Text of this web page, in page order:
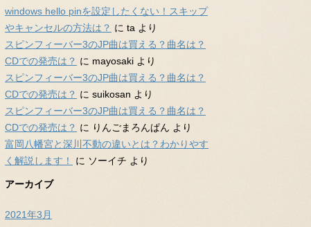
windows hello pinを設定したくない！スキップ
やキャンセルの方法は？ に ta より
スピンフィーバー3のJP曲は買える？曲名は？
CDでの発売は？ に mayosaki より
スピンフィーバー3のJP曲は買える？曲名は？
CDでの発売は？ に suikosan より
スピンフィーバー3のJP曲は買える？曲名は？
CDでの発売は？ に りんごまろんぱん より
富岡八幡宮と深川不動の違いとは？わかりやす
く解説します！
に ソーイチ より
アーカイブ
2021年3月